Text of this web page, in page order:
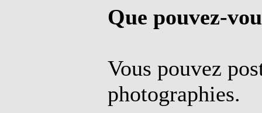
Que pouvez-
Vous pouvez
photographies.